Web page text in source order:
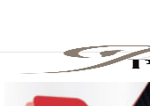
เนื้อหา